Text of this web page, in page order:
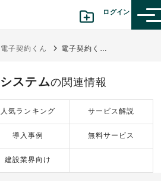
ログイン
電子契約くん 電子契約くんの評判・口コミ
ステムの関連情報
人気ランキング サービス解説
導入事例 無料サービス
建設業界向け